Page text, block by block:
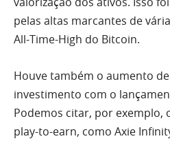
pelas altas marcantes de
All-Time-High do Bitcoin.
Houve também o aumento
investimento com o
Podemos citar, por exemplo,
play-to-earn, como Axie